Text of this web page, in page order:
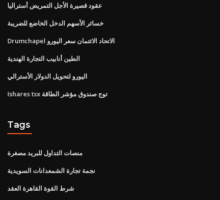
عقود قصيرة الأجل التمريض أستراليا
خسائر الأسهم الدخل الخاضع للضريبة
Drumchapel الاتحاد الائتمان سعر اليورو
الطين أنابيب التجارة الهندية
اليورو لتحويل الدولار الأسترالي
Ishares tsx توج صندوق مؤشر الطاقة
Tags
منصات التداول للبريد مصغرة
نجمة تجارة الشمعدانات السويدية
شرط القوة القاهرة العقد